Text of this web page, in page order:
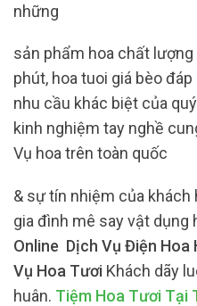
những
sản phẩm hoa chất lượng
phút, hoa tuoi giá bèo
nhu cầu khác biệt của
kinh nghiệm tay nghề
Vụ hoa trên toàn quốc
& sự tín nhiệm của
gia đình mê say vật dụng
Online Dịch Vụ Điện Hoa
Vụ Hoa Tươi Khách dãy
huân. Tiệm Hoa Tươi Tại